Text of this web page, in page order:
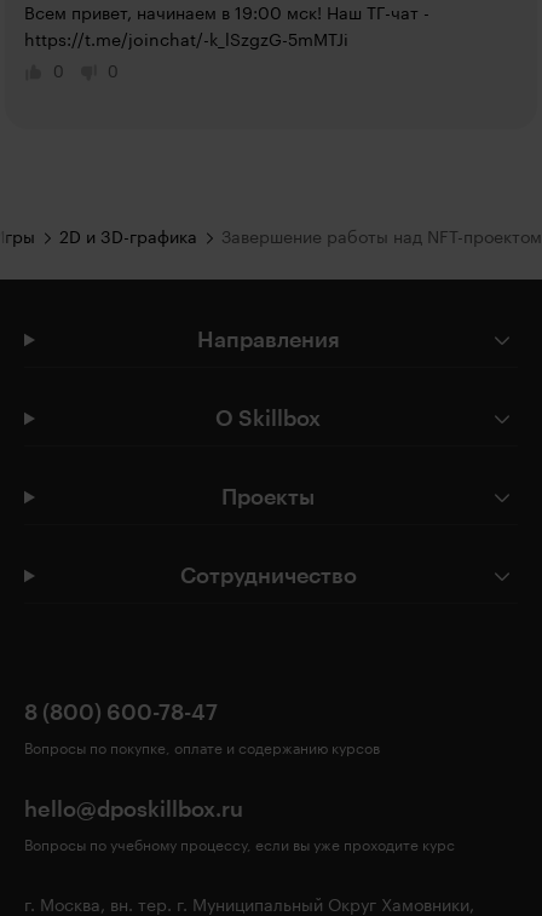
https://t.me/joinchat/-k_lSzgzG-5mMTJi
0
0
2D и 3D-графика Завершение работы над NFT-проектом
Направления
О Skillbox
Проекты
Сотрудничество
8 (800) 600-78-47
Вопросы по покупке, оплате и содержанию курсов
hello@dposkillbox.ru
Вопросы по учебному процессу, если вы уже проходите курс
г. Москва, вн. тер. г. Муниципальный Округ Хамовники,